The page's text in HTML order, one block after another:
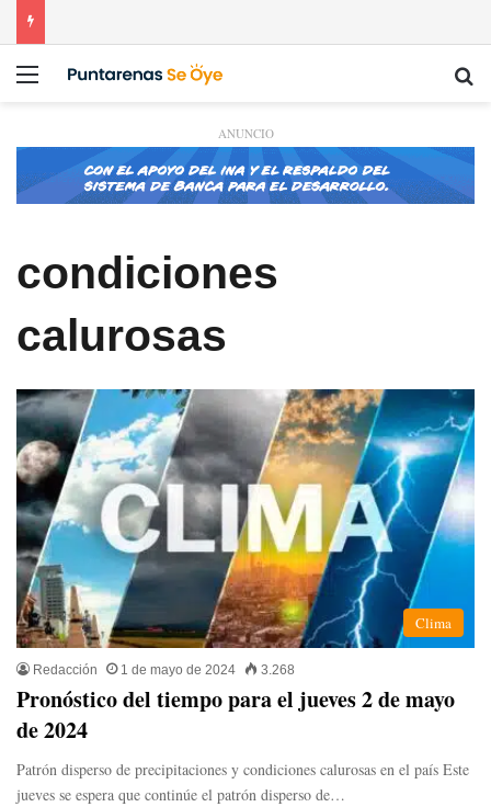
Menú
ANUNCIO
condiciones
calurosas
Clima
Redacción 1 de mayo de 2024 3.268
Pronóstico del tiempo para el jueves 2 de mayo
de 2024
Patrón disperso de precipitaciones y condiciones calurosas en el país Este
jueves se espera que continúe el patrón disperso de…